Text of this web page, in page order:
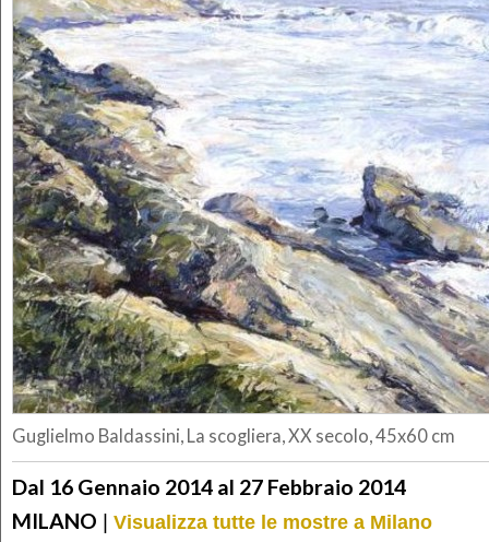
Guglielmo Baldassini, La scogliera, XX secolo, 45x60 cm
Dal 16 Gennaio 2014 al 27 Febbraio 2014
MILANO | Visualizza tutte le mostre a Milano